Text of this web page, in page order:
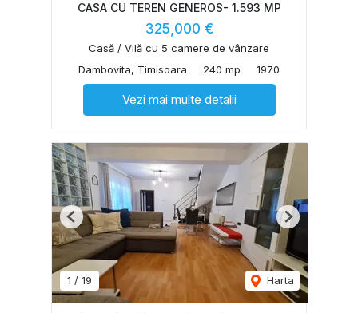
CASA CU TEREN GENEROS- 1.593 MP
325,000 €
Casă / Vilă cu 5 camere de vânzare
Dambovita, Timisoara
240 mp 1970
Vezi mai multe detalii
1 / 19 Harta
Previous Next